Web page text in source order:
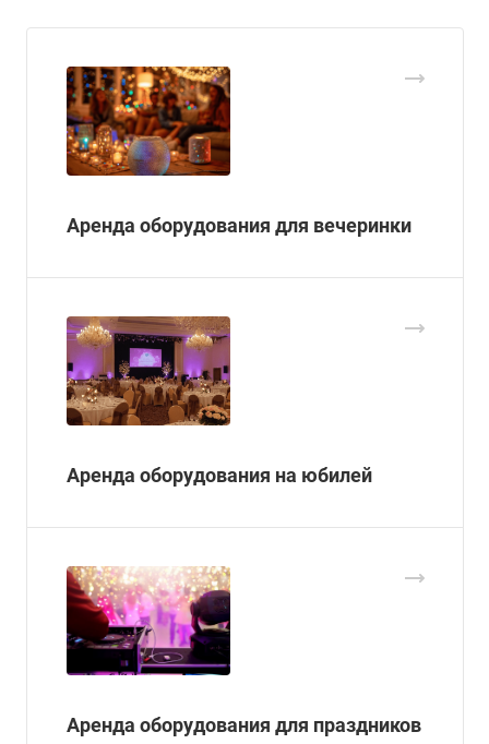
Аренда оборудования для вечеринки
Аренда оборудования на юбилей
Аренда оборудования для праздников